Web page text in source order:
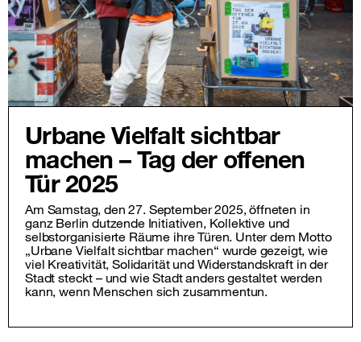
Urbane Vielfalt sichtbar
machen – Tag der offenen
Tür 2025
Am Samstag, den 27. September 2025, öffneten in
ganz Berlin dutzende Initiativen, Kollektive und
selbstorganisierte Räume ihre Türen. Unter dem Motto
„Urbane Vielfalt sichtbar machen“ wurde gezeigt, wie
viel Kreativität, Solidarität und Widerstandskraft in der
Stadt steckt – und wie Stadt anders gestaltet werden
kann, wenn Menschen sich zusammentun.